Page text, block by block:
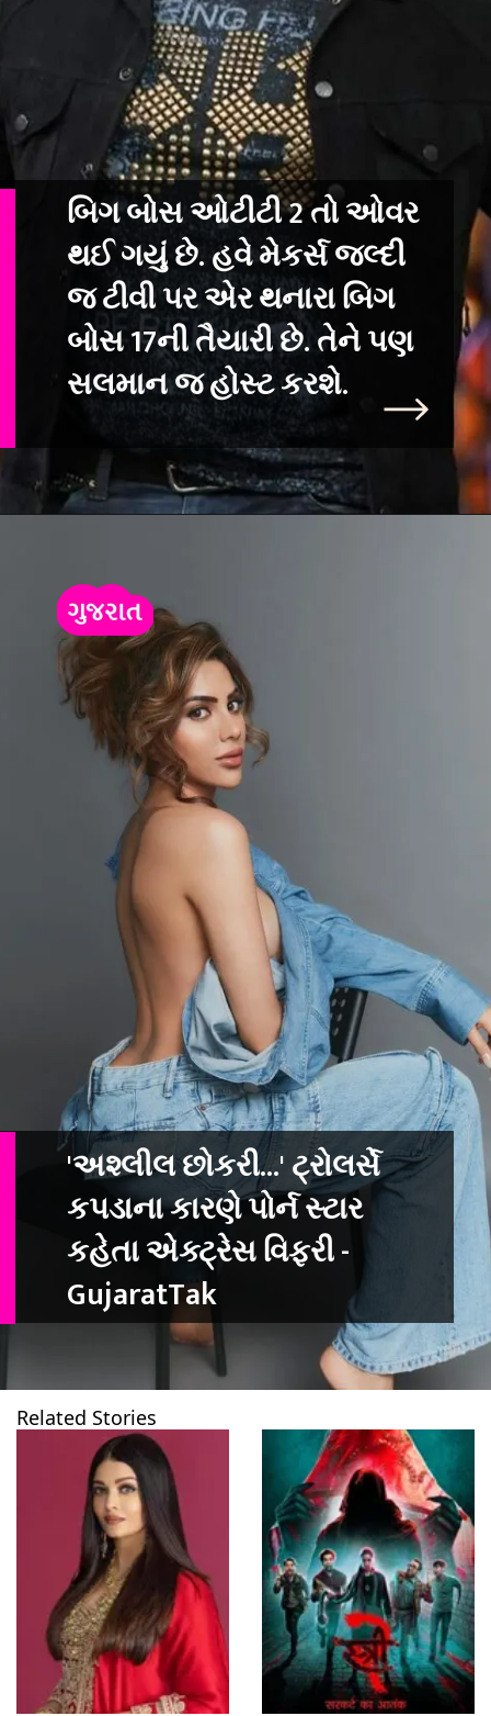
બિગ બોસ ઓટીટી 2 તો ઓવર
થઈ ગયું છે. હવે મેકર્સ જલ્દી
જ ટીવી પર એર થનારા બિગ
બોસ 17ની તૈયારી છે. તેને પણ
સલમાન જ હોસ્ટ કરશે.
'અશ્લીલ છોકરી...' ટ્રોલર્સે
કપડાના કારણે પોર્ન સ્ટાર
કહેતા એક્ટ્રેસ વિફરી -
GujaratTak
Related Stories